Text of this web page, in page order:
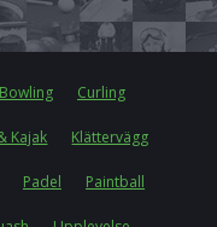
Bowling Curling
Kajak Klättervägg
Padel Paintball